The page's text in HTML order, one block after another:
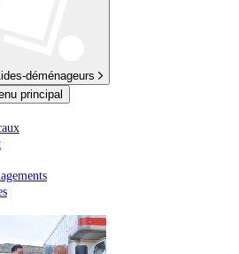
déménageurs
principal